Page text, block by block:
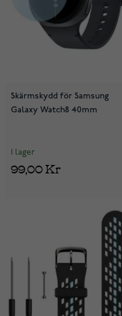
Skärmskydd för Samsung
Galaxy Watch8 40mm
I lager
99,00 Kr